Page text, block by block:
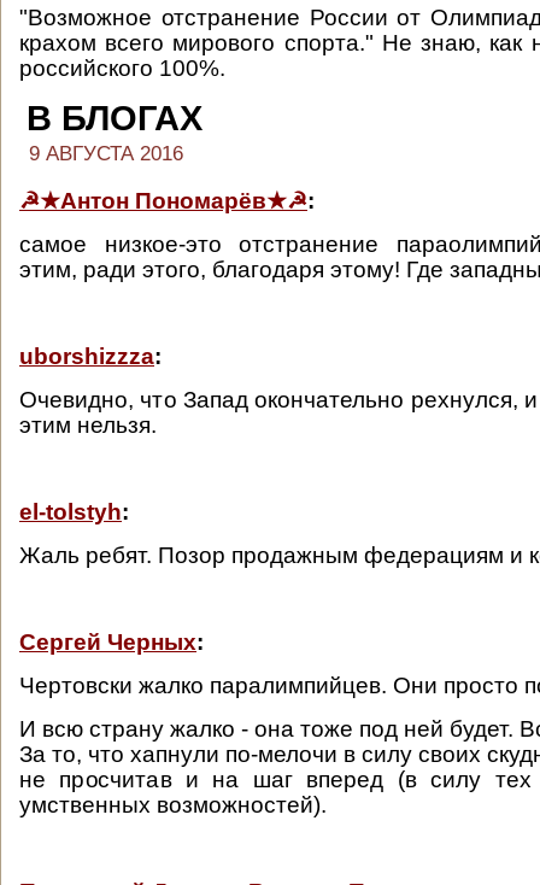
"Возможное отстранение России от
крахом всего мирового спорта." Не знаю, как
российского 100%.
В БЛОГАХ
9 АВГУСТА 2016
☭★Антон Пономарёв★☭:
самое низкое-это отстранение
этим, ради этого, благодаря этому! Где
uborshizzza:
Очевидно, что Запад окончательно рехнулся,
этим нельзя.
el-tolstyh:
Жаль ребят. Позор продажным федерациям и
Сергей Черных:
Чертовски жалко паралимпийцев. Они просто
И всю страну жалко - она тоже под ней будет.
За то, что хапнули по-мелочи в силу своих
не просчитав и на шаг вперед (в силу тех
умственных возможностей).